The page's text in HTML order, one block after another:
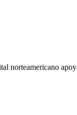
norteamericano